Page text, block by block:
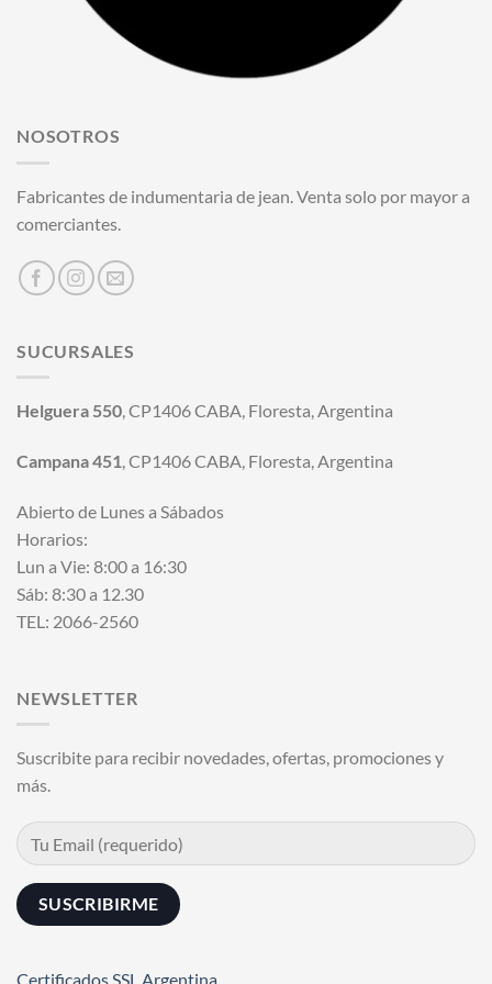
NOSOTROS
Fabricantes de indumentaria de jean. Venta solo por mayor a
comerciantes.
SUCURSALES
Helguera 550, CP1406 CABA, Floresta, Argentina
Campana 451, CP1406 CABA, Floresta, Argentina
Abierto de Lunes a Sábados
Horarios:
Lun a Vie: 8:00 a 16:30
Sáb: 8:30 a 12.30
TEL: 2066-2560
NEWSLETTER
Suscribite para recibir novedades, ofertas, promociones y
más.
Certificados SSL Argentina